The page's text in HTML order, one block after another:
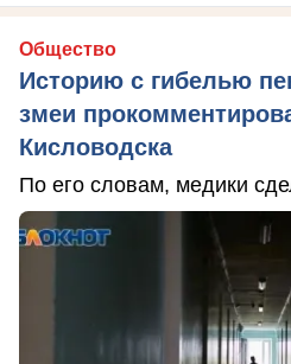
Общество
Историю с гибелью
змеи
Кисловодска
По его словам, медики